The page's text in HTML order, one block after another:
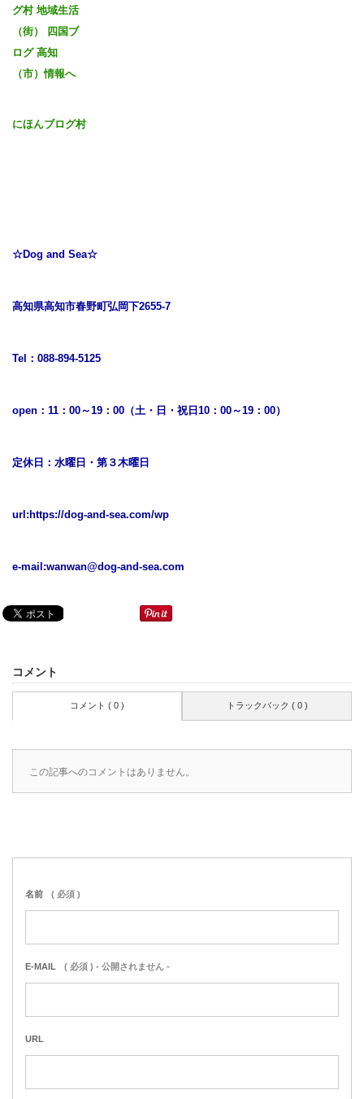
にほんブログ村
☆Dog and Sea☆
高知県高知市春野町弘岡下2655-7
Tel：088-894-5125
open：11：00～19：00（土・日・祝日10：00～19：00）
定休日：水曜日・第３木曜日
url: https://dog-and-sea.com/wp
e-mail:wanwan@dog-and-sea.com
コメント
コメント ( 0 ) トラックバック ( 0 )
この記事へのコメントはありません。
名前 ( 必須 )
E-MAIL ( 必須 ) - 公開されません -
URL